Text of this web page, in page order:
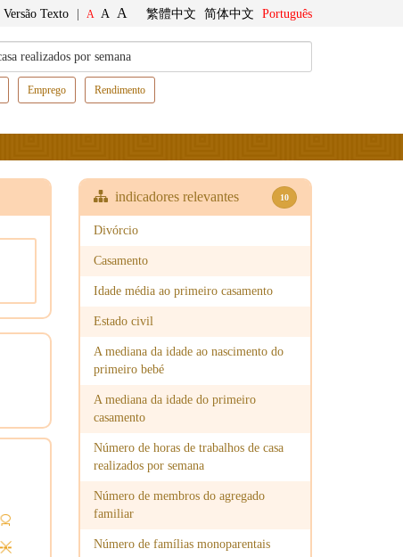
Versão Texto A A A 繁體中文 简体中文 Português
Emprego Rendimento
indicadores relevantes 10
Divórcio
Casamento
Idade média ao primeiro casamento
Estado civil
A mediana da idade ao nascimento do
primeiro bebé
A mediana da idade do primeiro
casamento
Número de horas de trabalhos de casa
realizados por semana
Número de membros do agregado
familiar
Número de famílias monoparentais